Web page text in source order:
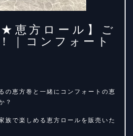
★恵方ロール】ご
｜コンフォート
の恵方巻と一緒にコンフォートの恵
？
族で楽しめる恵方ロールを販売いた